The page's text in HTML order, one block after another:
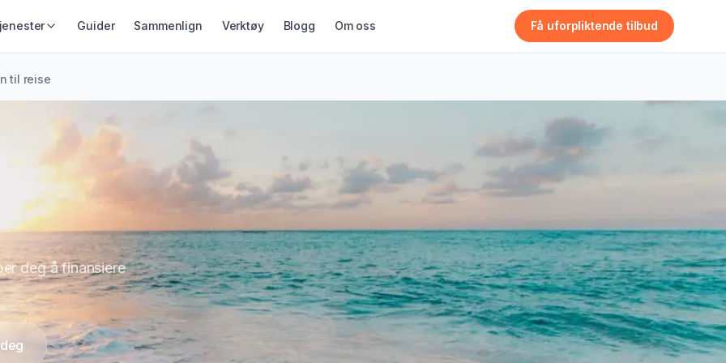
Samlelån
Gjeldsordning
Inkassohjelp
Lån på dagen
Guider Sammenlign Verktøy Blogg Om oss Få uforpliktende tilbud
til reise
deg å finansiere